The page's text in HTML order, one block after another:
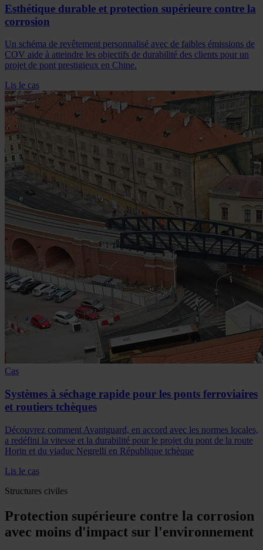
Esthétique durable et protection supérieure contre la
corrosion
Un schéma de revêtement personnalisé avec de faibles émissions de
COV aide à atteindre les objectifs de durabilité des clients pour un
projet de pont prestigieux en Chine.
Lis le cas
Cas
Systèmes à séchage rapide pour les ponts ferroviaires
et routiers tchèques
Découvrez comment Avantguard, en accord avec les normes locales,
a redéfini la vitesse et la durabilité pour le projet du pont de la route
Horin et du viaduc Negrelli en République tchèque
Lis le cas
Structures civiles
Protection supérieure contre la corrosion
avec moins d'impact sur l'environnement